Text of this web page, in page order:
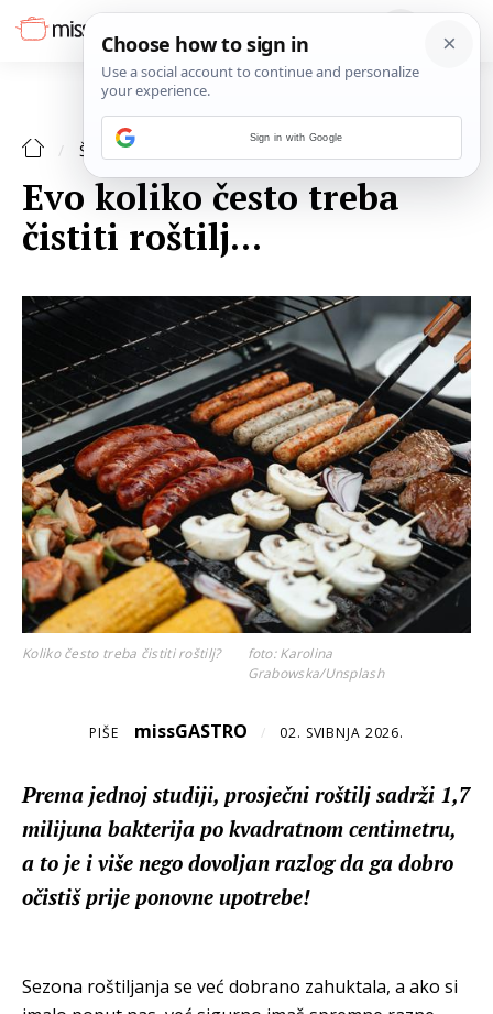
ŠPAJZA
Evo koliko često treba
čistiti roštilj...
Koliko često treba čistiti roštilj?
foto: Karolina
Grabowska/Unsplash
PIŠE missGASTRO / 02. SVIBNJA 2026.
Prema jednoj studiji, prosječni roštilj sadrži 1,7
milijuna bakterija po kvadratnom centimetru,
a to je i više nego dovoljan razlog da ga dobro
očistiš prije ponovne upotrebe!
Sezona roštiljanja se već dobrano zahuktala, a ako si
Sign in with Google